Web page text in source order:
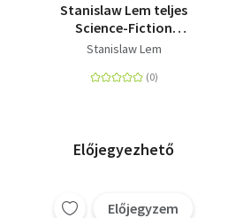
Stanislaw Lem teljes
Science-Fiction
univerzuma III.
Stanislaw Lem
Előjegyezhető
Előjegyzem